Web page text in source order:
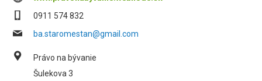
0911 574 832
ba.staromestan@gmail.com
Právo na bývanie
Šulekova 3